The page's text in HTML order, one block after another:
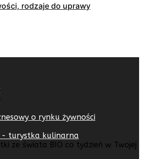
rodzaje do uprawy
o rynku żywności
- turystka kulinarna
ze świata BIO co tydzień w Twojej